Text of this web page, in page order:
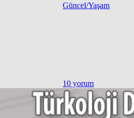
Güncel/Yaşam
10 yorum